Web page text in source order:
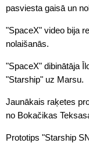
pasviesta gaisā un
"SpaceX" video bija
nolaišanās.
"SpaceX" dibinātāja
"Starship" uz Marsu.
Jaunākais raķetes
no Bokačikas
Prototips "Starship